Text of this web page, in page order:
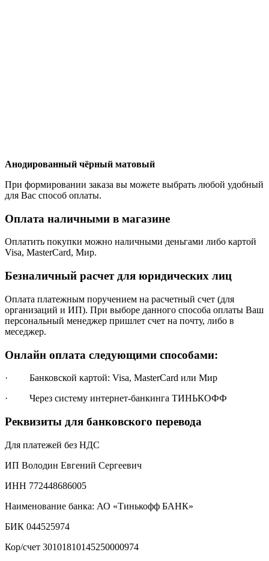
Анодированный чёрный матовый
При формировании заказа вы можете выбрать любой удобный
для Вас способ оплаты.
Оплата наличными в магазине
Оплатить покупки можно наличными деньгами либо картой
Visa, MasterCard, Мир.
Безналичный расчет для юридических лиц
Оплата платежным поручением на расчетный счет (для
организаций и ИП). При выборе данного способа оплаты Ваш
персональный менеджер пришлет счет на почту, либо в
меседжер.
Онлайн оплата следующими способами:
· Банковской картой: Visa, MasterCard или Мир
· Через систему интернет-банкинга ТИНЬКОФФ
Реквизиты для банковского перевода
Для платежей без НДС
ИП Володин Евгений Сергеевич
ИНН 772448686005
Наименование банка: АО «Тинькофф БАНК»
БИК 044525974
Кор/счет 30101810145250000974